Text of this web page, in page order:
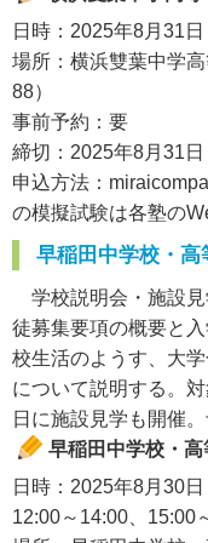
日時：2025年8月31
場所：横浜雙葉中学
88）
事前予約：要
締切：2025年8月31
申込方法：
の模擬試験は各塾の
早稲田中学校・高
学校説明会・施設見
徒募集要項の概要と
校生活のようす、大
について説明する。
日に施設見学も開催
早稲田中学校・
日時：2025年8月30
12:00～14:00、